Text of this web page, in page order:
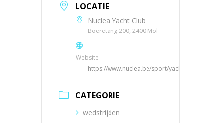
LOCATIE
Nuclea Yacht Club
Boeretang 200, 2400 Mol
Website
https://www.nuclea.be/sport/yachting
CATEGORIE
wedstrijden